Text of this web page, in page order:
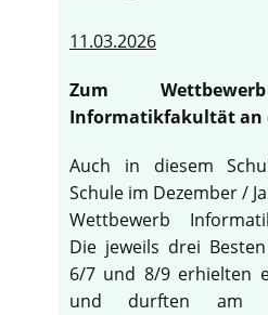
11.03.2026
Zum
Informatikfakultät an
Auch in diesem
Schule im Dezember /
Wettbewerb
Die jeweils drei
6/7 und 8/9 erhielten
und durften am